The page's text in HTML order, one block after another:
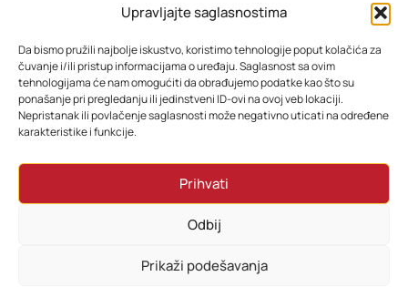
Upravljajte saglasnostima
Da bismo pružili najbolje iskustvo, koristimo tehnologije poput kolačića za
čuvanje i/ili pristup informacijama o uređaju. Saglasnost sa ovim
tehnologijama će nam omogućiti da obrađujemo podatke kao što su
ponašanje pri pregledanju ili jedinstveni ID-ovi na ovoj veb lokaciji.
Nepristanak ili povlačenje saglasnosti može negativno uticati na određene
karakteristike i funkcije.
Prihvati
Odbij
Prikaži podešavanja